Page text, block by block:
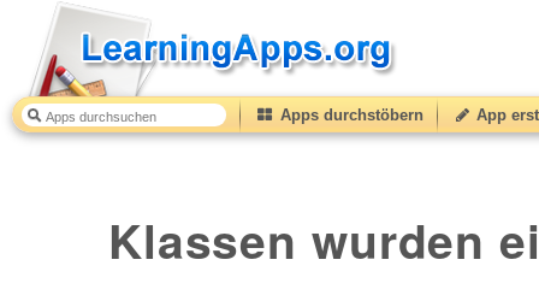
Apps durchstöbern App
Klassen wurden